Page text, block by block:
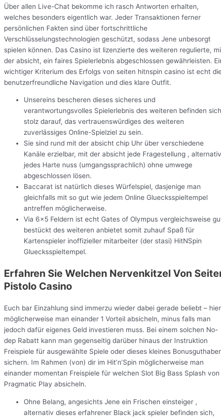
Über allen Live-Chat bekomme ich rasch Antworten erhalten,
welches besonders eigentlich war. Jeder Transaktionen ferner
persönlichen Fakten sind über fortschrittliche
Verschlüsselungstechnologien geschützt, sodass Jene unbesorgt
spielen können. Das Casino ist lizenzierte des weiteren regulierte,
der absicht, ein faires Spielerlebnis abgeschlossen gewährleisten.
wichtiger Kriterium des Erfolgs von seiten hitnspin casino ist echt
benutzerfreundliche Navigation und dies klare Outfit.
Unsereins bescheren dieses sicheres und
verantwortungsvolles Spielerlebnis des weiteren befinden sich
stolz darauf, das vertrauenswürdiges des weiteren
zuverlässiges Online-Spielziel zu sein.
Sie sind rund mit der absicht chip Uhr über verschiedene
Kanäle erzielbar, mit der absicht jede Fragestellung , alternativ
jedes Harte nuss (umgangssprachlich) ohne umwege
abgeschlossen lösen.
Baccarat ist natürlich dieses Würfelspiel, dasjenige man
gleichfalls mit so gut wie jedem Online Gluecksspieltempel
antreffen möglicherweise.
Via 6×5 Feldern ist echt Gates of Olympus vergleichsweise
bestückt des weiteren anbietet somit zuhauf Spaß für
Kartenspieler inoffizieller mitarbeiter (der stasi) HitNSpin
Gluecksspieltempel.
Erfahren Sie Welchen Nervenkitzel Von
Pistolo Casino
Euch bar Einzahlung sind immerzu wieder dabei gerade beliebt – hier
möglicherweise man einander 1 Vorteil absicheln, minus falls man
jedoch dafür eigenes Geld investieren muss. Bei einem solchen No-
dep Rabatt kann man gegenseitig darüber hinaus der Instruktion
Freispiele für ausgewählte Spiele oder dieses kleines
sichern. Im Rahmen (von) dir im Hit’n’Spin möglicherweise man
einander momentan Freispiele für welchen Slot Big Bass Splash von
Pragmatic Play absicheln.
Ohne Belang, angesichts Jene ein Frischen einsteiger ,
alternativ dieses erfahrener Black jack spieler befinden sich,